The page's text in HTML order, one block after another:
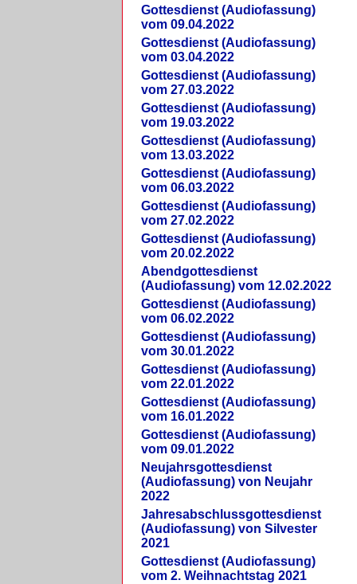
Gottesdienst (Audiofassung)
vom 09.04.2022
Gottesdienst (Audiofassung)
vom 03.04.2022
Gottesdienst (Audiofassung)
vom 27.03.2022
Gottesdienst (Audiofassung)
vom 19.03.2022
Gottesdienst (Audiofassung)
vom 13.03.2022
Gottesdienst (Audiofassung)
vom 06.03.2022
Gottesdienst (Audiofassung)
vom 27.02.2022
Gottesdienst (Audiofassung)
vom 20.02.2022
Abendgottesdienst
(Audiofassung) vom 12.02.2022
Gottesdienst (Audiofassung)
vom 06.02.2022
Gottesdienst (Audiofassung)
vom 30.01.2022
Gottesdienst (Audiofassung)
vom 22.01.2022
Gottesdienst (Audiofassung)
vom 16.01.2022
Gottesdienst (Audiofassung)
vom 09.01.2022
Neujahrsgottesdienst
(Audiofassung) von Neujahr
2022
Jahresabschlussgottesdienst
(Audiofassung) von Silvester
2021
Gottesdienst (Audiofassung)
vom 2. Weihnachtstag 2021